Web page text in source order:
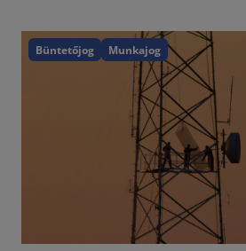
Büntetőjog Munkajog